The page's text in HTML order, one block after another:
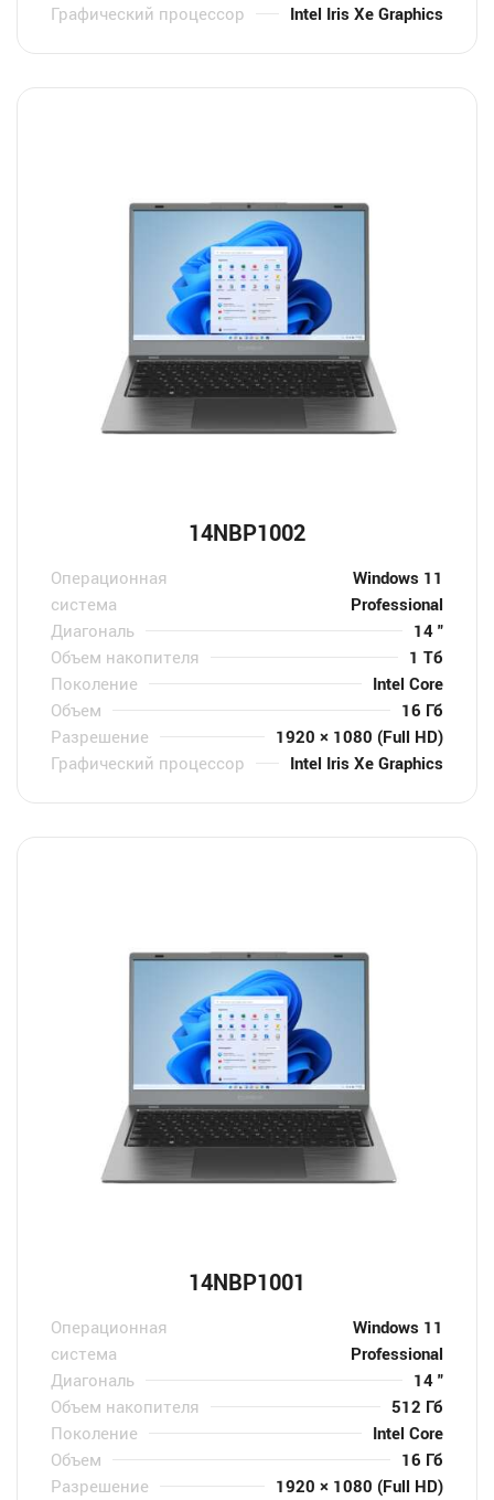
Графический процессор
Intel Iris Xe Graphics
14NBP1002
Операционная
система
Windows 11
Professional
Диагональ
14 "
Объем накопителя
1 Тб
Поколение
Intel Core
Объем
16 Гб
Разрешение
1920 × 1080 (Full HD)
Графический процессор
Intel Iris Xe Graphics
14NBP1001
Операционная
система
Windows 11
Professional
Диагональ
14 "
Объем накопителя
512 Гб
Поколение
Intel Core
Объем
16 Гб
Разрешение
1920 × 1080 (Full HD)